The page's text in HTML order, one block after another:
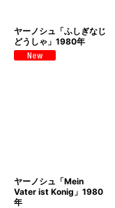
ヤーノシュ「ふしぎなじ
どうしゃ」1980年
ヤーノシュ「Mein
Vater ist Konig」1980
年